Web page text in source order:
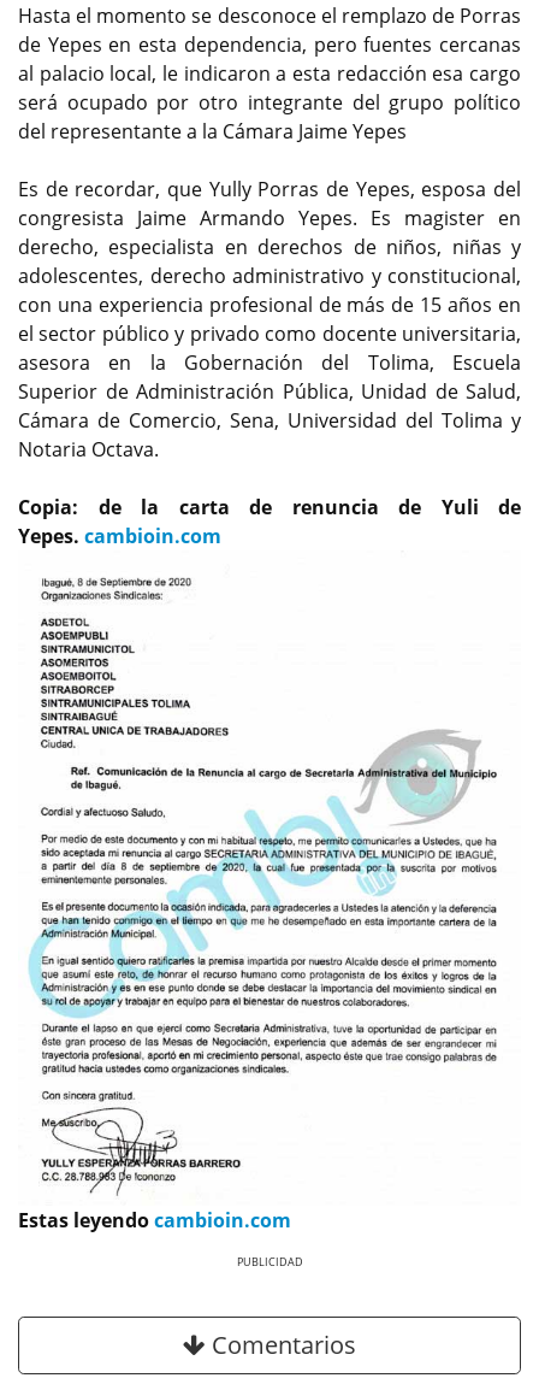
Hasta el momento se desconoce el remplazo de Porras
de Yepes en esta dependencia, pero fuentes cercanas
al palacio local, le indicaron a esta redacción esa cargo
será ocupado por otro integrante del grupo político
del representante a la Cámara Jaime Yepes
Es de recordar, que Yully Porras de Yepes, esposa del
congresista Jaime Armando Yepes. Es magister en
derecho, especialista en derechos de niños, niñas y
adolescentes, derecho administrativo y constitucional,
con una experiencia profesional de más de 15 años en
el sector público y privado como docente universitaria,
asesora en la Gobernación del Tolima, Escuela
Superior de Administración Pública, Unidad de Salud,
Cámara de Comercio, Sena, Universidad del Tolima y
Notaria Octava.
Copia: de la carta de renuncia de Yuli de
Yepes. cambioin.com
Estas leyendocambioin.com
Comentarios